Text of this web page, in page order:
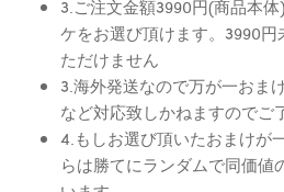
3.ご注文金額3990円(商品本
ケをお選び頂けます。3990
ただけません
3.海外発送なので万が一おま
など対応致しかねますのでご
4.もしお選び頂いたおまけが
らは勝てにランダムで同価値